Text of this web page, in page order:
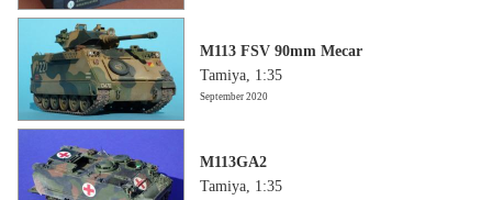
M113 FSV 90mm Mecar
Tamiya, 1:35
September 2020
M113GA2
Tamiya, 1:35